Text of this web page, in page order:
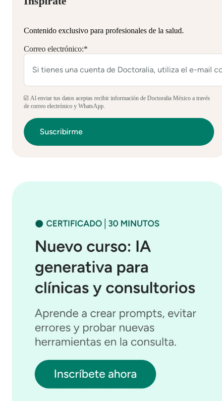
Contenido exclusivo para profesionales de la salud.
Correo electrónico:*
☑️ Al enviar tus datos aceptas recibir información de Doctoralia México a través
de correo electrónico y WhatsApp.